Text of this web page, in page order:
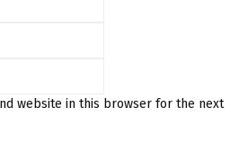
website in this browser for the next